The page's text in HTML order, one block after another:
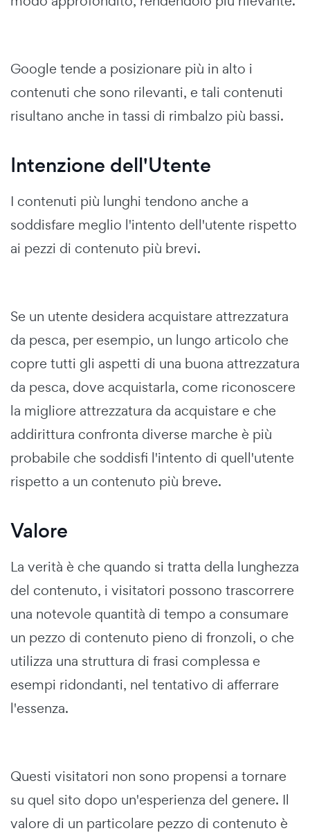
Google tende a posizionare più in alto i
contenuti che sono rilevanti, e tali contenuti
risultano anche in tassi di rimbalzo più bassi.
Intenzione dell'Utente
I contenuti più lunghi tendono anche a
soddisfare meglio l'intento dell'utente rispetto
ai pezzi di contenuto più brevi.
Se un utente desidera acquistare attrezzatura
da pesca, per esempio, un lungo articolo che
copre tutti gli aspetti di una buona attrezzatura
da pesca, dove acquistarla, come riconoscere
la migliore attrezzatura da acquistare e che
addirittura confronta diverse marche è più
probabile che soddisfi l'intento di quell'utente
rispetto a un contenuto più breve.
Valore
La verità è che quando si tratta della lunghezza
del contenuto, i visitatori possono trascorrere
una notevole quantità di tempo a consumare
un pezzo di contenuto pieno di fronzoli, o che
utilizza una struttura di frasi complessa e
esempi ridondanti, nel tentativo di afferrare
l'essenza.
Questi visitatori non sono propensi a tornare
su quel sito dopo un'esperienza del genere. Il
valore di un particolare pezzo di contenuto è